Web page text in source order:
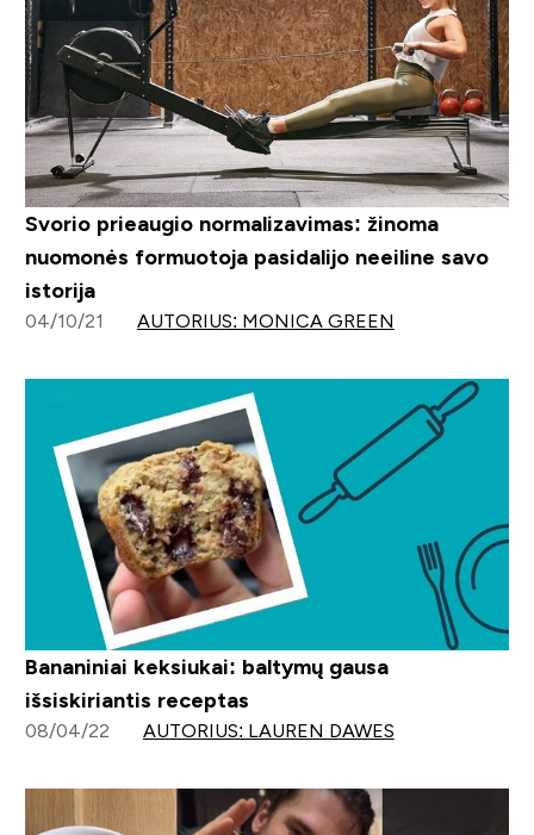
Svorio prieaugio normalizavimas: žinoma
nuomonės formuotoja pasidalijo neeiline savo
istorija
04/10/21 AUTORIUS: MONICA GREEN
Bananiniai keksiukai: baltymų gausa
išsiskiriantis receptas
08/04/22 AUTORIUS: LAUREN DAWES